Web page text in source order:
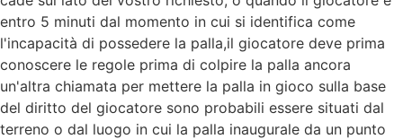
entro 5 minuti dal momento in cui si identifica come
l'incapacità di possedere la palla,il giocatore deve prima
conoscere le regole prima di colpire la palla ancora
un'altra chiamata per mettere la palla in gioco sulla base
del diritto del giocatore sono probabili essere situati dal
terreno o dal luogo in cui la palla inaugurale da un punto